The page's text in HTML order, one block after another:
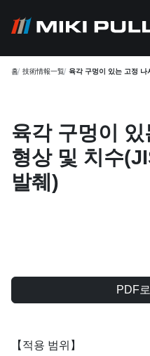
홈 技術情報一覧 육각 구멍이 있는 고정
육각 구멍이 있
형상 및 치수
발췌)
PDF
【적용 범위】